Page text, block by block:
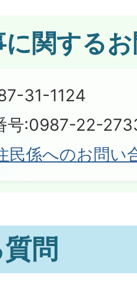
に関する
31-1124
号:0987-22-
民係へのお問い
問